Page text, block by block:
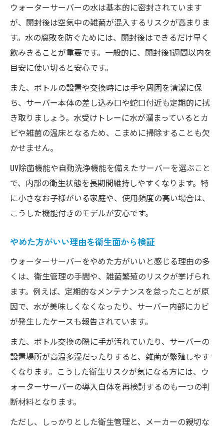
ウォーターサーバーの水は基本的に密封されています
が、開封後は空気中の雑菌が混入するリスクが高まりま
す。水の腐敗を防ぐためには、開封後はできるだけ早く
飲みきることが重要です。一般的に、開封後1週間以内を
目安に使い切ると安心です。
また、ボトルの設置や交換時には手や周囲を清潔に保
ち、サーバー本体の差し込み口や蛇口付近も定期的に拭
き取りましょう。水受けトレーに水が溜まっているとカ
ビや雑菌の温床となるため、こまめに掃除することも欠
かせません。
UV除菌機能や自動洗浄機能を備えたサーバーを選ぶこと
で、内部の衛生状態を長期間維持しやすくなります。特
に小さなお子様がいる家庭や、使用頻度の高い場合は、
こうした機能付きのモデルが安心です。
やめた方がいい理由を衛生面から検証
ウォーターサーバーをやめた方がいいと感じる理由の多
くは、衛生管理の手間や、雑菌繁殖のリスクが挙げられ
ます。例えば、定期的なメンテナンスを怠ったことが原
因で、水が美味しくなくなったり、サーバー内部にカビ
が発生したケースも報告されています。
また、ボトル交換の際に手が汚れていたり、サーバーの
設置場所が高温多湿だったりすると、雑菌が繁殖しやす
くなります。こうした衛生リスクが気になる方には、ウ
ォーターサーバーの導入自体を再検討するのも一つの判
断材料となります。
ただし、しっかりとした衛生管理と、メーカーの親切な